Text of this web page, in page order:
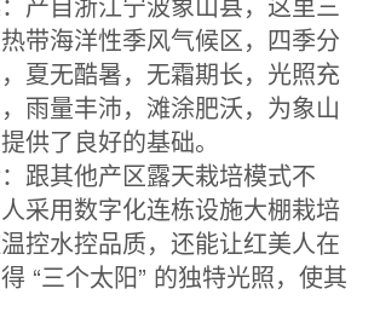
带海洋性季风气候区，四季分
夏无酷暑，无霜期长，光照充
雨量丰沛，滩涂肥沃，为象山
供了良好的基础。
跟其他产区露天栽培模式不
采用数字化连栋设施大棚栽培
控水控品质，还能让红美人在
“三个太阳” 的独特光照，使其